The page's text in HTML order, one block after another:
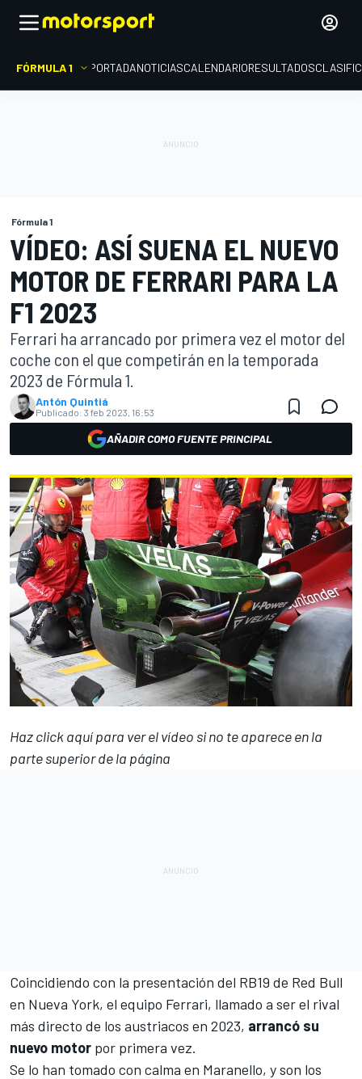
FÓRMULA 1 PORTADANOTICIASCALENDARIORESULTADOS
Fórmula 1
VÍDEO: ASÍ SUENA EL NUEVO
MOTOR DE FERRARI PARA LA
F1 2023
Ferrari ha arrancado por primera vez el motor del
coche con el que competirán en la temporada
2023 de Fórmula 1.
Antón Quintiá
Publicado: 3 feb 2023, 16:53
AÑADIR COMO FUENTE PRINCIPAL
Haz click aquí para ver el vídeo si no te aparece en la
parte superior de la página
Coincidiendo con la presentación del RB19 de Red Bull
en Nueva York, el equipo Ferrari, llamado a ser el rival
más directo de los austriacos en 2023, arrancó su
nuevo motor por primera vez.
Se lo han tomado con calma en Maranello, y son los